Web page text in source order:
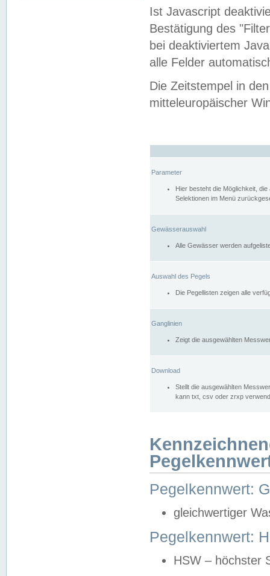
Ist Javascript
Bestätigung des
bei deaktiviertem
alle Felder
Die Zeitstempel in
mitteleuropäischer
Parameter
Hier besteht die Möglichkeit,
Selektionen im Menü
Gewässerauswahl
Alle Gewässer werden
Auswahl des Pegels
Die Pegellisten zeigen alle
Ganglinien
Zeigt die ausgewählten
Download
Stellt die ausgewählten
kann txt, csv oder zrxp
Pegelkennwert:
gleichwertiger
Pegelkennwert:
HSW – höchster